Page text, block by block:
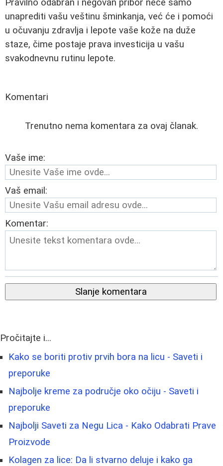
Pravilno odabran i negovan pribor neće samo
unaprediti vašu veštinu šminkanja, već će i pomoći
u očuvanju zdravlja i lepote vaše kože na duže
staze, čime postaje prava investicija u vašu
svakodnevnu rutinu lepote.
Komentari
Trenutno nema komentara za ovaj članak.
Vaše ime:
Vaš email:
Komentar:
Slanje komentara
Pročitajte i...
Kako se boriti protiv prvih bora na licu - Saveti i
preporuke
Najbolje kreme za područje oko očiju - Saveti i
preporuke
Najbolji Saveti za Negu Lica - Kako Odabrati Prave
Proizvode
Kolagen za lice: Da li stvarno deluje i kako ga